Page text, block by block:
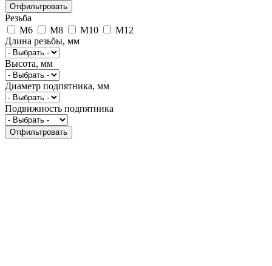
Резьба
M6
M8 M10
М12
Длина резьбы, мм
Высота, мм
Диаметр подпятника, мм
Подвижность подпятника